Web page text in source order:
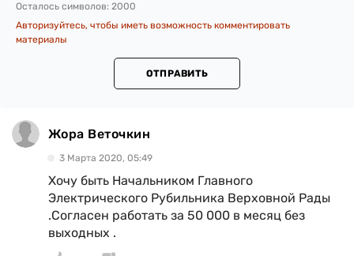
Осталось символов: 2000
Авторизуйтесь, чтобы иметь возможность комментировать
материалы
ОТПРАВИТЬ
Жора Веточкин
3 Марта 2020, 05:49
Хочу быть Начальником Главного
Электрического Рубильника Верховной Рады
.Согласен работать за 50 000 в месяц без
выходных .